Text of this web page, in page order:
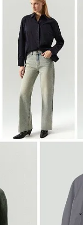
Двубортный жакет из твида
ML838/lut
Полупальто-халат из шерсти
R136/irishcream